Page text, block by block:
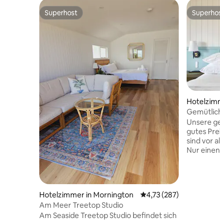
Superhost
Superhost
Hotelzimmer in Mornington Durchschnittliche
4,73 (287)
Am Meer Treetop Studio
Am Seaside Treetop Studio befindet sich
eads
Unsere
gutes
sind vor
Nur